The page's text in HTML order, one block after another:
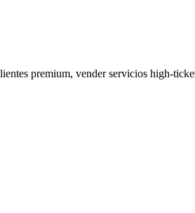
premium, vender servicios high-